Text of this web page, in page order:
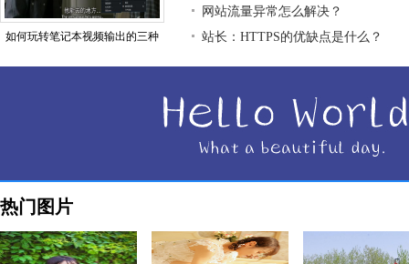
如何玩转笔记本视频输出的三种
网站流量异常怎么解决？
站长：HTTPS的优缺点是什么？
热门图片